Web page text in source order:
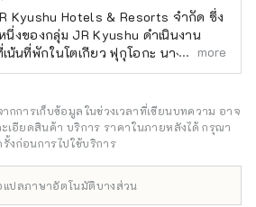
Kyushu Hotels & Resorts จำกัด ซึ่ง
นึ่งของกลุ่ม JR Kyushu ดำเนินงาน
เน้นที่พักในโตเกียว ฟุกุโอกะ นางาซากิ
าโมโตะ มิยาซากิ คาโกชิมะ และนาฮะ
โนะ ซึ่งเป็นรีสอร์ทน้ำพุร้อนชั้นนำ 2 แห่ง
more
กการเก็บข้อมูลในช่วงเวลาที่เขียนบทความ อาจ
เอียดสินค้า บริการ ราคาในภายหลังได้ กรุณา
งก่อนการไปใช้บริการ
แปลภาษาอัตโนมัติบางส่วน